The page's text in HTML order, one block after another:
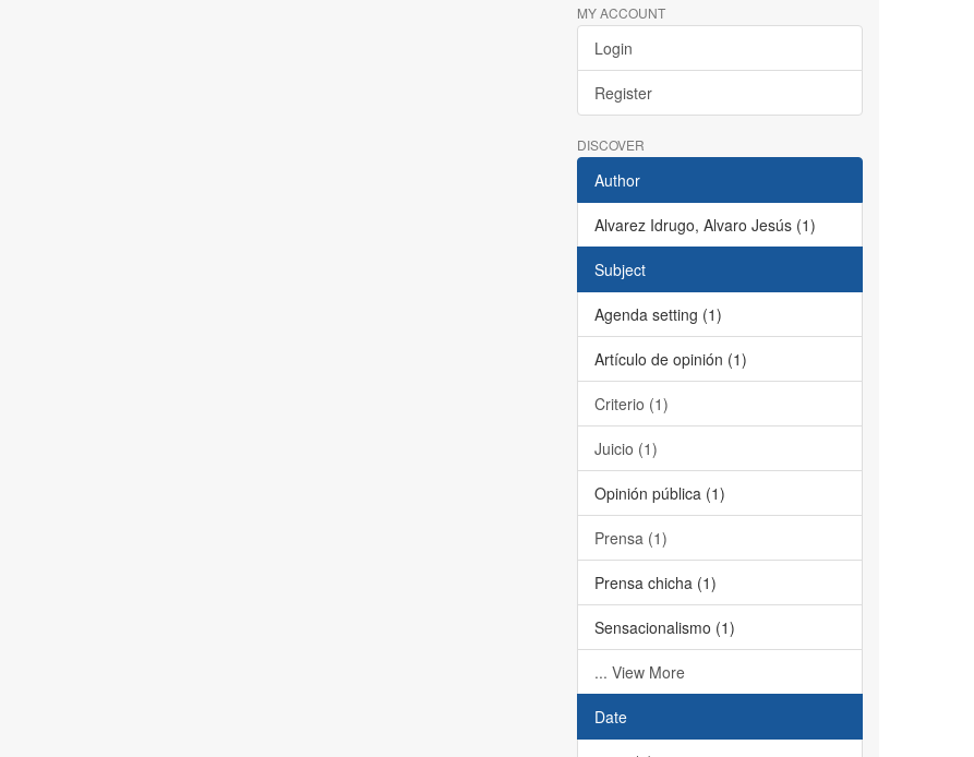
MY ACCOUNT
Login
Register
DISCOVER
Author
Alvarez Idrugo, Alvaro Jesús (1)
Subject
Agenda setting (1)
Artículo de opinión (1)
Criterio (1)
Juicio (1)
Opinión pública (1)
Prensa (1)
Prensa chicha (1)
Sensacionalismo (1)
... View More
Date